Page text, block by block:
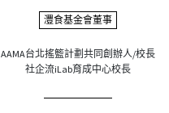
灃食基金會董事
AAMA台北搖籃計劃共同創辦人/校長
社企流iLab育成中心校長